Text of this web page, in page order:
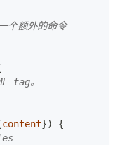
额外的命令
tag。
content})
{